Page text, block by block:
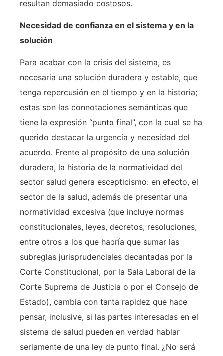
resultan demasiado costosos.
Necesidad de confianza en el sistema y en la
solución
Para acabar con la crisis del sistema, es
necesaria una solución duradera y estable, que
tenga repercusión en el tiempo y en la historia;
estas son las connotaciones semánticas que
tiene la expresión “punto final”, con la cual se ha
querido destacar la urgencia y necesidad del
acuerdo. Frente al propósito de una solución
duradera, la historia de la normatividad del
sector salud genera escepticismo: en efecto, el
sector de la salud, además de presentar una
normatividad excesiva (que incluye normas
constitucionales, leyes, decretos, resoluciones,
entre otros a los que habría que sumar las
subreglas jurisprudenciales decantadas por la
Corte Constitucional, por la Sala Laboral de la
Corte Suprema de Justicia o por el Consejo de
Estado), cambia con tanta rapidez que hace
pensar, inclusive, si las partes interesadas en el
sistema de salud pueden en verdad hablar
seriamente de una ley de punto final. ¿No será